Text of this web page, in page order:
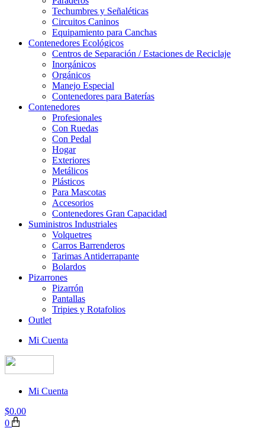
Techumbres y Señaléticas
Circuitos Caninos
Equipamiento para Canchas
Contenedores Ecológicos
Centros de Separación / Estaciones de Reciclaje
Inorgánicos
Orgánicos
Manejo Especial
Contenedores para Baterías
Contenedores
Profesionales
Con Ruedas
Con Pedal
Hogar
Exteriores
Metálicos
Plásticos
Para Mascotas
Accesorios
Contenedores Gran Capacidad
Suministros Industriales
Volquetres
Carros Barrenderos
Tarimas Antiderrapante
Bolardos
Pizarrones
Pizarrón
Pantallas
Tripies y Rotafolios
Outlet
Mi Cuenta
Mi Cuenta
$0.00
0